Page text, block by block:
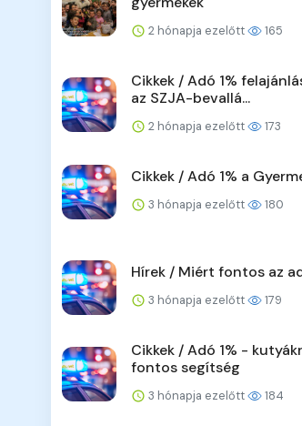
2 hónapja ezelőtt 165
Cikkek / Adó 1%
az SZJA-bevallá...
2 hónapja ezelőtt 173
Cikkek / Adó 1% a
3 hónapja ezelőtt 180
Hírek / Miért fontos az
3 hónapja ezelőtt 179
Cikkek / Adó 1% -
fontos segítség
3 hónapja ezelőtt 184